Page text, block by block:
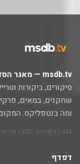
msdb.tv — מאגר הסדרות והסרטים המוביל בעברית.
סיקורים, ביקורות
שחקנים, במאים,
ומה בנטפליקס.
1,436+ סרטים · 230+ סדרות · 12,000+ פרקים
דפדף